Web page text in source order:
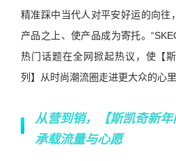
精准踩中当代人对平安好运的向往
产品之上、使产品成为寄托。
热门话题在全网掀起热议，使【
列】从时尚潮流圈走进更大众的心里
从营到销，【斯凯奇新年
承载流量与心愿